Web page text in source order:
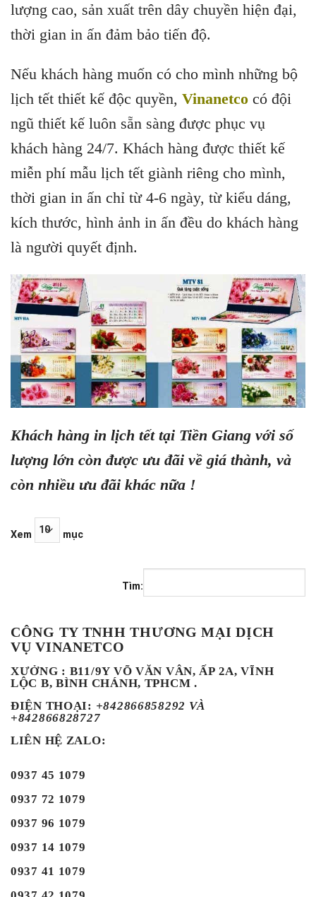
lượng cao, sản xuất trên dây chuyền hiện đại,
thời gian in ấn đảm bảo tiến độ.
Nếu khách hàng muốn có cho mình những bộ
lịch tết thiết kế độc quyền, Vinanetco có đội
ngũ thiết kế luôn sẵn sàng được phục vụ
khách hàng 24/7. Khách hàng được thiết kế
miễn phí mẫu lịch tết giành riêng cho mình,
thời gian in ấn chỉ từ 4-6 ngày, từ kiểu dáng,
kích thước, hình ảnh in ấn đều do khách hàng
là người quyết định.
Khách hàng in lịch tết tại Tiền Giang với số
lượng lớn còn được ưu đãi về giá thành, và
còn nhiều ưu đãi khác nữa !
Xem mục
Tìm:
CÔNG TY TNHH THƯƠNG MẠI DỊCH
VỤ VINANETCO
XƯỞNG : B11/9Y VÕ VĂN VÂN, ẤP 2A, VĨNH
LỘC B, BÌNH CHÁNH, TPHCM .
ĐIỆN THOẠI: +842866858292 VÀ
+842866828727
LIÊN HỆ ZALO:
0937 45 1079
0937 72 1079
0937 96 1079
0937 14 1079
0937 41 1079